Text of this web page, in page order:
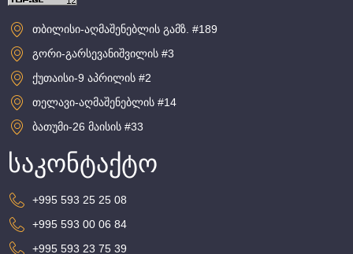
თბილისი-აღმაშენებლის გამზ. #189
გორი-გარსევანიშვილის #3
ქუთაისი-9 აპრილის #2
თელავი-აღმაშენებლის #14
ბათუმი-26 მაისის #33
საკონტაქტო
+995 593 25 25 08
+995 593 00 06 84
+995 593 23 75 39